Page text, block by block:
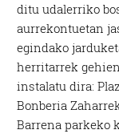
ditu udalerriko
aurrekontuetan
egindako
herritarrek
instalatu dira:
Bonberia
Barrena parkeko